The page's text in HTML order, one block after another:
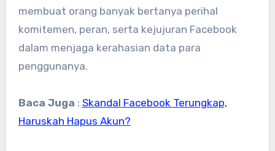
membuat orang banyak bertanya perihal
komitemen, peran, serta kejujuran Facebook
dalam menjaga kerahasian data para
penggunanya.
Baca Juga : Skandal Facebook Terungkap,
Haruskah Hapus Akun?